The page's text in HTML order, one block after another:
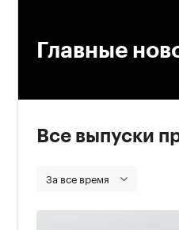
Главные
Все выпуски
За все время